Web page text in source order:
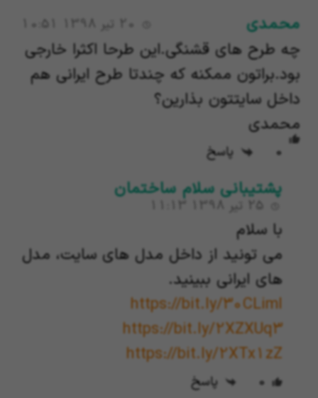
محمدی
چه طرح های قشنگی.این طرحا اکثرا خارجی
بود.براتون ممکنه که چندتا طرح ایرانی هم
داخل سایتتون بذارین؟
محمدی
0 پاسخ
پشتیبانی سلام ساختمان
با سلام
می تونید از داخل مدل های سایت، مدل
های ایرانی ببینید.
https://bit.ly/30CLiml
https://bit.ly/2XZXUq3
https://bit.ly/2XTx1zZ
0 پاسخ